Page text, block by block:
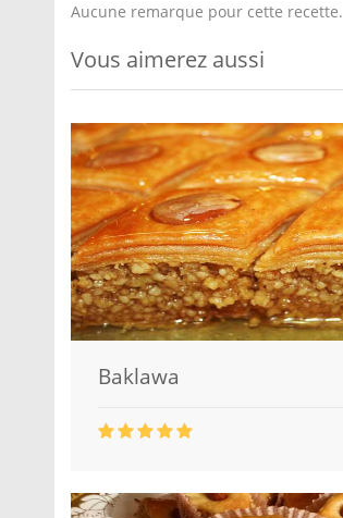
Aucune remarque pour cette recette.
Vous aimerez aussi
Baklawa